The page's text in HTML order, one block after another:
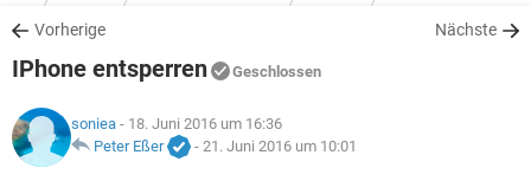
WINDOWS 10
WHATSAPP TIKTOK
FACEBOOK
SPIELE STREAMING
WHATSAPP
FACEBOOK
DOWNLOADS
SPIELE STREAMING
ANDROID
WINDOWS 10 INSTAGRAM
SPIELE
ANDROID
LEXIKON
Vorherige Nächste
IPhone entsperren Geschlossen
soniea - 18. Juni 2016 um 16:36
Peter Eßer
- 21. Juni 2016 um 10:01